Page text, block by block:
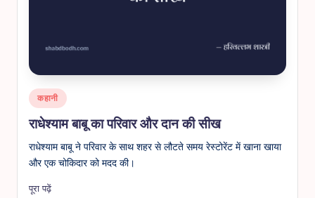
Posted
in
कहानी
राधेश्याम बाबू का परिवार और दान की सीख
राधेश्याम बाबू ने परिवार के साथ शहर से लौटते समय रेस्टोरेंट में खाना खाया
और एक चोकिदार को मदद की।
पूरा पढ़ें